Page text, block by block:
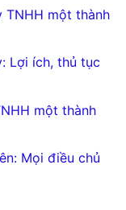
TNHH một thành
Lợi ích, thủ tục
một thành
Mọi điều chủ